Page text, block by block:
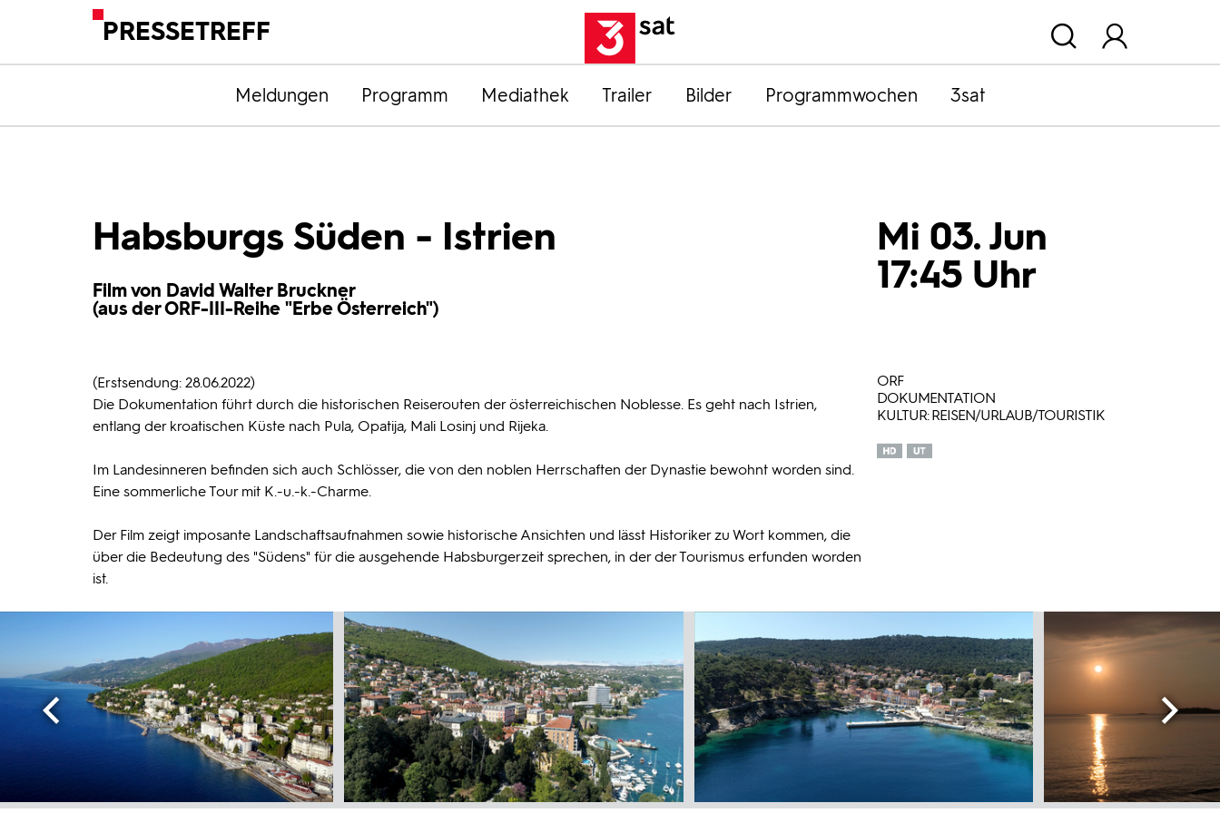
PRESSETREFF
Meldungen Programm Mediathek Trailer Bilder Programmwochen 3sat
Habsburgs Süden - Istrien
Film von David Walter Bruckner
(aus der ORF-III-Reihe "Erbe Österreich")
Mi 03. Jun
17:45 Uhr
(Erstsendung: 28.06.2022)
Die Dokumentation führt durch die historischen Reiserouten der österreichischen Noblesse. Es geht nach Istrien,
entlang der kroatischen Küste nach Pula, Opatija, Mali Losinj und Rijeka.
Im Landesinneren befinden sich auch Schlösser, die von den noblen Herrschaften der Dynastie bewohnt worden sind.
Eine sommerliche Tour mit K.-u.-k.-Charme.
Der Film zeigt imposante Landschaftsaufnahmen sowie historische Ansichten und lässt Historiker zu Wort kommen, die
über die Bedeutung des "Südens" für die ausgehende Habsburgerzeit sprechen, in der der Tourismus erfunden worden
ist.
ORF
DOKUMENTATION
KULTUR: REISEN/URLAUB/TOURISTIK